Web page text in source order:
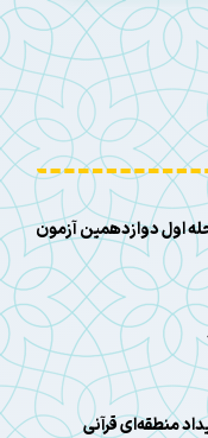
اول دوازدهمین آزمون